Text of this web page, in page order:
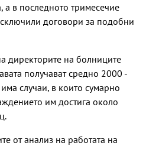
а в последното тримесечие
договори за подобни
директорите на болниците
получават средно 2000 -
случаи, в които сумарно
им достига около
от анализ на работата на